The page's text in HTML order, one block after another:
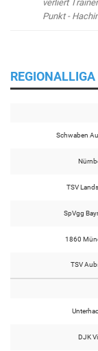
verliert
Punkt -
Schwaben
TSV
SpVgg
1860
TSV
DJK